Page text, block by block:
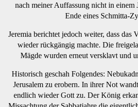
nach meiner Auffassung nicht in einem
Ende eines Schmitta-
Jeremia berichtet jedoch weiter, dass das
wieder rückgängig machte. Die
Mägde wurden erneut versklavt und
Historisch geschah Folgendes:
Jerusalem zu erobern. In ihrer Not
endlich wieder Gott zu. Der König